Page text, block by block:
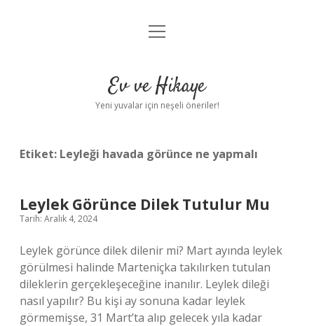
Anasayfa
Yasal Uyarı
menüyü
Ev ve Hikaye
Yeni yuvalar için neşeli öneriler!
Etiket: Leyleği havada görünce ne yapmalı
Leylek Görünce Dilek Tutulur Mu
Tarih: Aralık 4, 2024
Leylek görünce dilek dilenir mi? Mart ayında leylek
görülmesi halinde Marteniçka takılırken tutulan
dileklerin gerçekleşeceğine inanılır. Leylek dileği
nasıl yapılır? Bu kişi ay sonuna kadar leylek
görmemişse, 31 Mart’ta alıp gelecek yıla kadar